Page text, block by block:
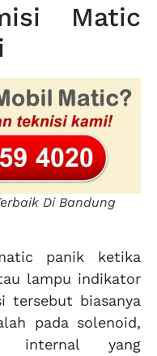
Matic
Di Bandung
panik ketika
lampu indikator
tersebut biasanya
pada solenoid,
internal yang